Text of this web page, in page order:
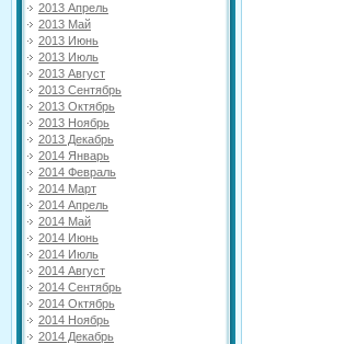
2013 Апрель
2013 Май
2013 Июнь
2013 Июль
2013 Август
2013 Сентябрь
2013 Октябрь
2013 Ноябрь
2013 Декабрь
2014 Январь
2014 Февраль
2014 Март
2014 Апрель
2014 Май
2014 Июнь
2014 Июль
2014 Август
2014 Сентябрь
2014 Октябрь
2014 Ноябрь
2014 Декабрь